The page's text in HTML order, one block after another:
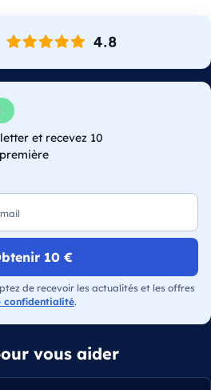
et recevez 10
10 €
de recevoir les actualités et les offres
confidentialité.
vous aider